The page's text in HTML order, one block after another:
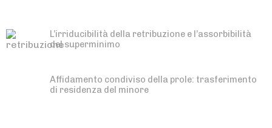
L’irriducibilità della retribuzione e l’assorbibilità
del superminimo
Affidamento condiviso della prole: trasferimento
di residenza del minore